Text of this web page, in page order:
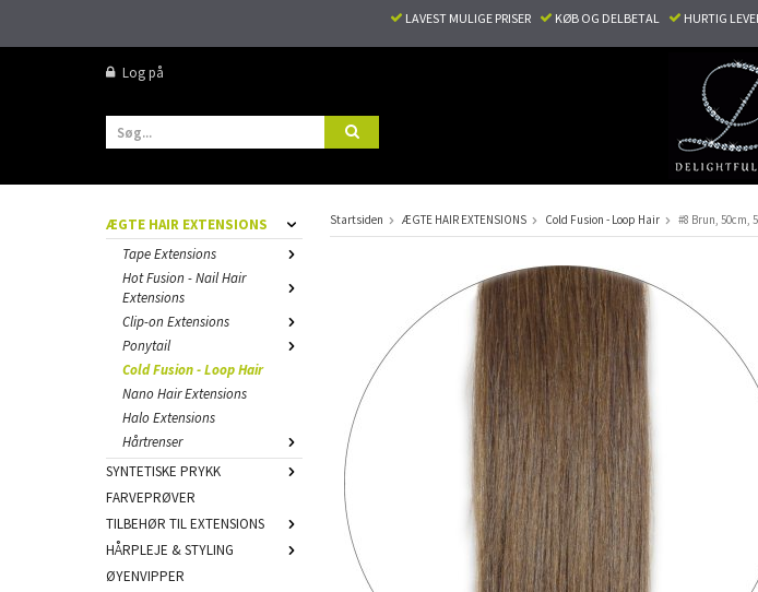
LAVEST MULIGE PRISER KØB OG DELBETAL HURTIG
Log på
ÆGTE HAIR EXTENSIONS
Tape Extensions
Hot Fusion - Nail Hair
Extensions
Clip-on Extensions
Ponytail
Cold Fusion - Loop Hair
Nano Hair Extensions
Halo Extensions
Hårtrenser
SYNTETISKE PRYKK
FARVEPRØVER
TILBEHØR TIL EXTENSIONS
HÅRPLEJE & STYLING
ØYENVIPPER
Startsiden ÆGTE HAIR EXTENSIONS Cold Fusion - Loop Hair #8 Brun, 50cm,